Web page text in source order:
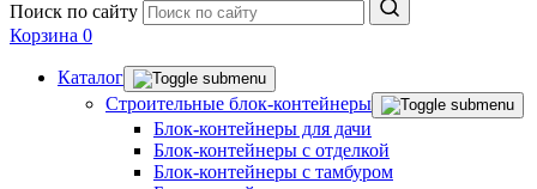
Поиск по сайту
Корзина 0
Каталог
Строительные блок-контейнеры
Блок-контейнеры для дачи
Блок-контейнеры с отделкой
Блок-контейнеры с тамбуром